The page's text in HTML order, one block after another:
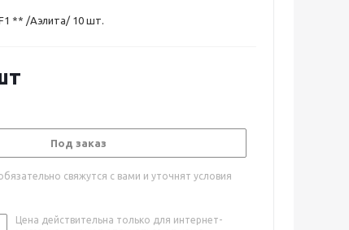
** /Аэлита/ 10 шт.
Под заказ
свяжутся с вами и уточнят условия
Цена действительна только для интернет-